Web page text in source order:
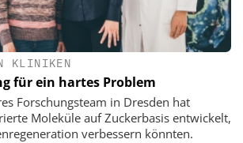
KLINIKEN
für ein hartes Problem
Forschungsteam in Dresden hat
Moleküle auf Zuckerbasis entwickelt,
verbessern könnten.